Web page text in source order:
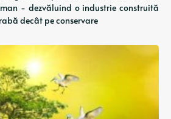
- dezvăluind o industrie construită
decât pe conservare